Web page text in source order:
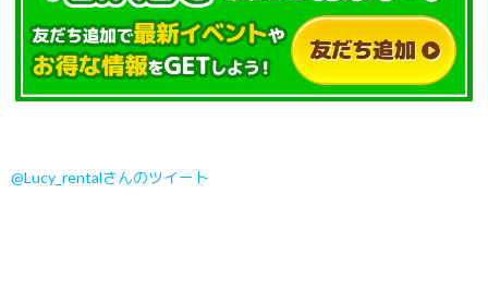
@Lucy_rentalさんのツイート